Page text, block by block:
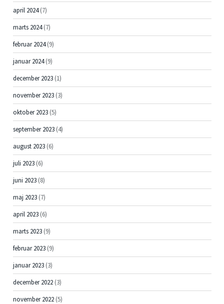
april 2024(7)
marts 2024(7)
februar 2024(9)
januar 2024(9)
december 2023 (1)
november 2023 (3)
oktober 2023 (5)
september 2023 (4)
august 2023 (6)
juli 2023 (6)
juni 2023 (8)
maj 2023 (7)
april 2023 (6)
marts 2023 (9)
februar 2023 (9)
januar 2023 (3)
december 2022 (3)
november 2022 (5)